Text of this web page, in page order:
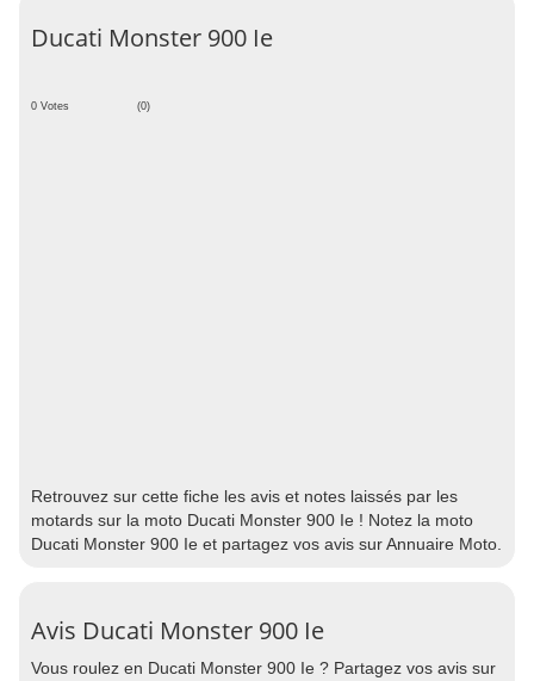
Ducati Monster 900 Ie
0 Votes (0)
Retrouvez sur cette fiche les avis et notes laissés par les
motards sur la moto Ducati Monster 900 Ie ! Notez la moto
Ducati Monster 900 Ie et partagez vos avis sur Annuaire Moto.
Avis Ducati Monster 900 Ie
Vous roulez en Ducati Monster 900 Ie ? Partagez vos avis sur